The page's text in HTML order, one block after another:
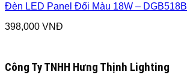
Đèn LED Panel Đổi Màu 18W – DGB518B
398,000 VNĐ
Công Ty TNHH Hưng Thịnh Lighting